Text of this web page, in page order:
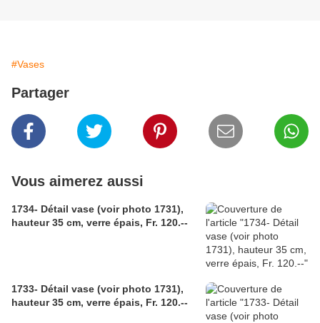
#Vases
Partager
Vous aimerez aussi
1734- Détail vase (voir photo 1731),
hauteur 35 cm, verre épais, Fr. 120.--
1733- Détail vase (voir photo 1731),
hauteur 35 cm, verre épais, Fr. 120.--